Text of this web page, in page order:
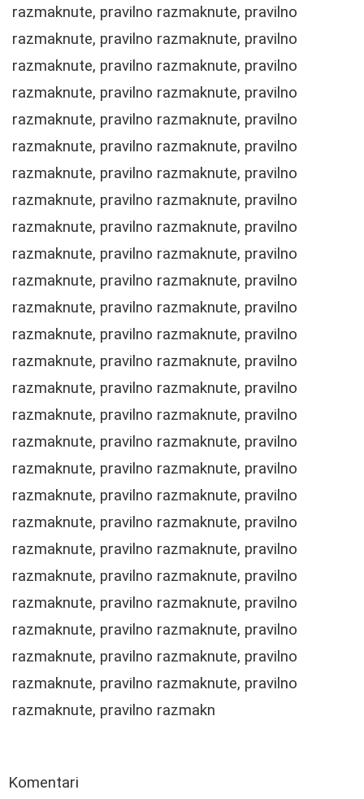
razmaknute, pravilno razmaknute, pravilno
razmaknute, pravilno razmaknute, pravilno
razmaknute, pravilno razmaknute, pravilno
razmaknute, pravilno razmaknute, pravilno
razmaknute, pravilno razmaknute, pravilno
razmaknute, pravilno razmaknute, pravilno
razmaknute, pravilno razmaknute, pravilno
razmaknute, pravilno razmaknute, pravilno
razmaknute, pravilno razmaknute, pravilno
razmaknute, pravilno razmaknute, pravilno
razmaknute, pravilno razmaknute, pravilno
razmaknute, pravilno razmaknute, pravilno
razmaknute, pravilno razmaknute, pravilno
razmaknute, pravilno razmaknute, pravilno
razmaknute, pravilno razmaknute, pravilno
razmaknute, pravilno razmaknute, pravilno
razmaknute, pravilno razmaknute, pravilno
razmaknute, pravilno razmaknute, pravilno
razmaknute, pravilno razmaknute, pravilno
razmaknute, pravilno razmaknute, pravilno
razmaknute, pravilno razmaknute, pravilno
razmaknute, pravilno razmaknute, pravilno
razmaknute, pravilno razmaknute, pravilno
razmaknute, pravilno razmaknute, pravilno
razmaknute, pravilno razmaknute, pravilno
razmaknute, pravilno razmaknute, pravilno
razmaknute, pravilno razmakn
Komentari